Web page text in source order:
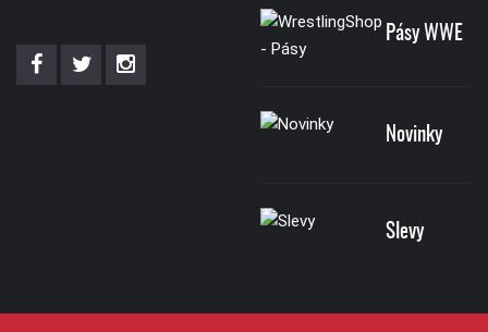
Pásy WWE
Novinky
Slevy